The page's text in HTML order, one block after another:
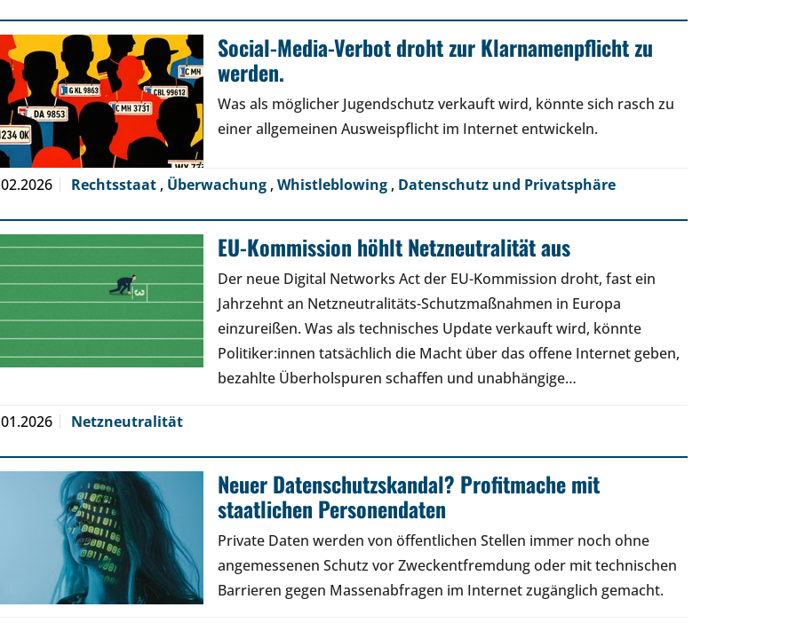
Social-Media-Verbot droht zur Klarnamenpflicht zu
werden.
Was als möglicher Jugendschutz verkauft wird, könnte sich rasch zu
einer allgemeinen Ausweispflicht im Internet entwickeln.
Rechtsstaat , Überwachung , Whistleblowing , Datenschutz und Privatsphäre
EU-Kommission höhlt Netzneutralität aus
Der neue Digital Networks Act der EU-Kommission droht, fast ein
Jahrzehnt an Netzneutralitäts-Schutzmaßnahmen in Europa
einzureißen. Was als technisches Update verkauft wird, könnte
Politiker:innen tatsächlich die Macht über das offene Internet geben,
bezahlte Überholspuren schaffen und unabhängige…
Netzneutralität
Neuer Datenschutzskandal? Profitmache mit
staatlichen Personendaten
Private Daten werden von öffentlichen Stellen immer noch ohne
angemessenen Schutz vor Zweckentfremdung oder mit technischen
Barrieren gegen Massenabfragen im Internet zugänglich gemacht.